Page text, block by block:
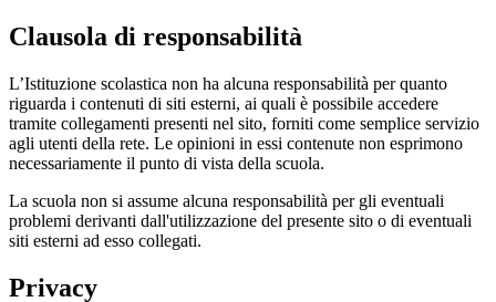
Clausola di responsabilità
L’Istituzione scolastica non ha alcuna responsabilità per quanto
riguarda i contenuti di siti esterni, ai quali è possibile accedere
tramite collegamenti presenti nel sito, forniti come semplice servizio
agli utenti della rete. Le opinioni in essi contenute non esprimono
necessariamente il punto di vista della scuola.
La scuola non si assume alcuna responsabilità per gli eventuali
problemi derivanti dall'utilizzazione del presente sito o di eventuali
siti esterni ad esso collegati.
Privacy